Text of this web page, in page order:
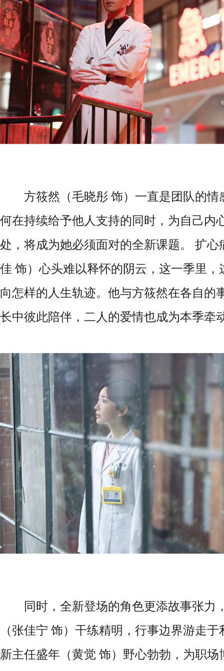
方筱然（毛晓彤 饰）一直是团队的情
何在持续给予他人支持的同时，为自己内
处，将成为她必须面对的全新课题。 扩
佳 饰）心头难以释怀的阴云，这一季里
向怎样的人生轨迹。他与方筱然在各自的
长中彼此陪伴，二人的爱情也成为本季牵
同时，全新登场的角色更添故事张力
（张佳宁 饰）干练精明，行事边界游走
新主任盛年（黄觉 饰）野心勃勃，为职